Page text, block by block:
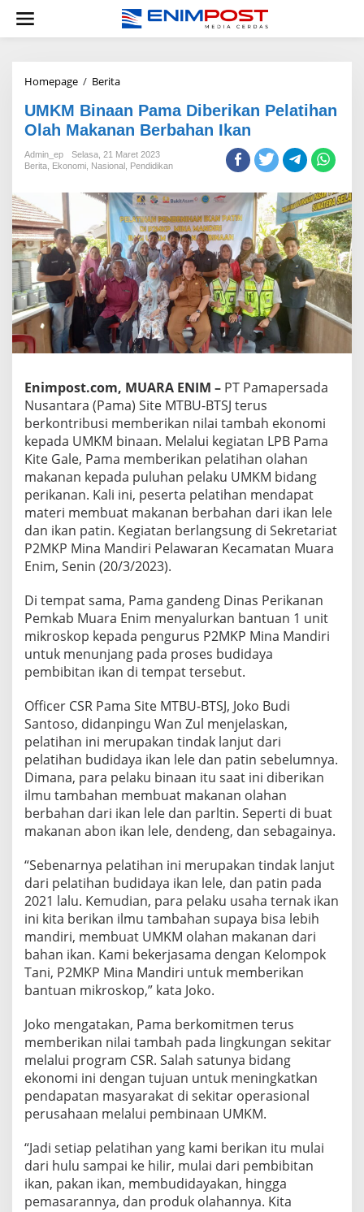
konten
Homepage / BeritaUMKM
Pama
Diberikan
Pelatihan
Olah
Makanan
Ikan
UMKM Binaan Pama Diberikan Pelatihan
Olah Makanan Berbahan Ikan
Admin_ep
Selasa, 21 Maret 2023
Berita Ekonomi Nasional Pendidikan
Enimpost.com, MUARA ENIM – PT Pamapersada
Nusantara (Pama) Site MTBU-BTSJ terus
berkontribusi memberikan nilai tambah ekonomi
kepada UMKM binaan. Melalui kegiatan LPB Pama
Kite Gale, Pama memberikan pelatihan olahan
makanan kepada puluhan pelaku UMKM bidang
perikanan. Kali ini, peserta pelatihan mendapat
materi membuat makanan berbahan dari ikan lele
dan ikan patin. Kegiatan berlangsung di Sekretariat
P2MKP Mina Mandiri Pelawaran Kecamatan Muara
Enim, Senin (20/3/2023).
Di tempat sama, Pama gandeng Dinas Perikanan
Pemkab Muara Enim menyalurkan bantuan 1 unit
mikroskop kepada pengurus P2MKP Mina Mandiri
untuk menunjang pada proses budidaya
pembibitan ikan di tempat tersebut.
Officer CSR Pama Site MTBU-BTSJ, Joko Budi
Santoso, didanpingu Wan Zul menjelaskan,
pelatihan ini merupakan tindak lanjut dari
pelatihan budidaya ikan lele dan patin sebelumnya.
Dimana, para pelaku binaan itu saat ini diberikan
ilmu tambahan membuat makanan olahan
berbahan dari ikan lele dan parltin. Seperti di buat
makanan abon ikan lele, dendeng, dan sebagainya.
“Sebenarnya pelatihan ini merupakan tindak lanjut
dari pelatihan budidaya ikan lele, dan patin pada
2021 lalu. Kemudian, para pelaku usaha ternak ikan
ini kita berikan ilmu tambahan supaya bisa lebih
mandiri, membuat UMKM olahan makanan dari
bahan ikan. Kami bekerjasama dengan Kelompok
Tani, P2MKP Mina Mandiri untuk memberikan
bantuan mikroskop,” kata Joko.
Joko mengatakan, Pama berkomitmen terus
memberikan nilai tambah pada lingkungan sekitar
melalui program CSR. Salah satunya bidang
ekonomi ini dengan tujuan untuk meningkatkan
pendapatan masyarakat di sekitar operasional
perusahaan melalui pembinaan UMKM.
“Jadi setiap pelatihan yang kami berikan itu mulai
dari hulu sampai ke hilir, mulai dari pembibitan
ikan, pakan ikan, membudidayakan, hingga
pemasarannya, dan produk olahannya. Kita